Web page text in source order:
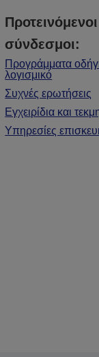
Προτεινόμενοι
σύνδεσμοι:
Προγράμματα
λογισμικό
Συχνές ερωτήσεις
Εγχειρίδια και
Υπηρεσίες